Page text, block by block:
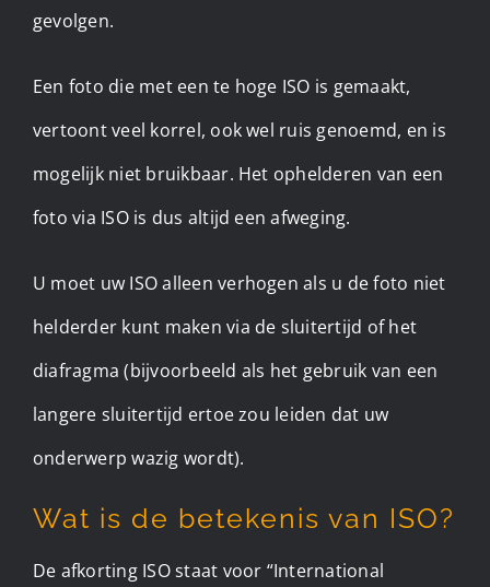
gevolgen.
Een foto die met een te hoge ISO is gemaakt,
vertoont veel korrel, ook wel ruis genoemd, en is
mogelijk niet bruikbaar. Het ophelderen van een
foto via ISO is dus altijd een afweging.
U moet uw ISO alleen verhogen als u de foto niet
helderder kunt maken via de sluitertijd of het
diafragma (bijvoorbeeld als het gebruik van een
langere sluitertijd ertoe zou leiden dat uw
onderwerp wazig wordt).
Wat is de betekenis van ISO?
De afkorting ISO staat voor “International